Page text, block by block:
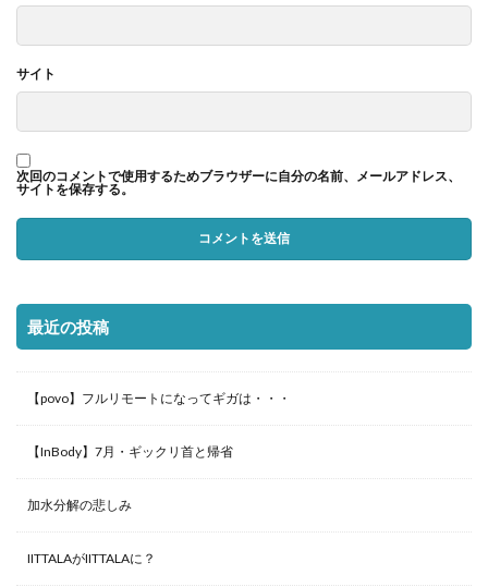
サイト
次回のコメントで使用するためブラウザーに自分の名前、メールアドレス、
サイトを保存する。
最近の投稿
【povo】フルリモートになってギガは・・・
【InBody】7月・ギックリ首と帰省
加水分解の悲しみ
IITTALAがIITTALAに？